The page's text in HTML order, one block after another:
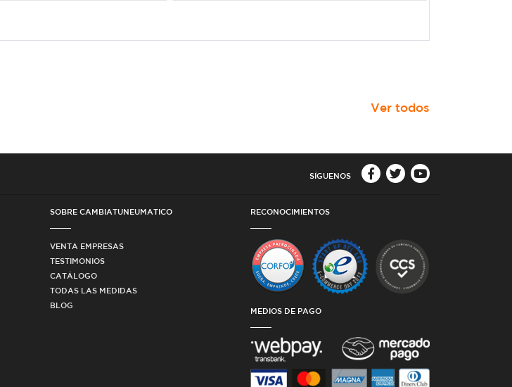
Ver todos
SÍGUENOS
SOBRE CAMBIATUNEUMATICO
VENTA EMPRESAS
TESTIMONIOS
CATÁLOGO
TODAS LAS MEDIDAS
BLOG
RECONOCIMIENTOS
MEDIOS DE PAGO